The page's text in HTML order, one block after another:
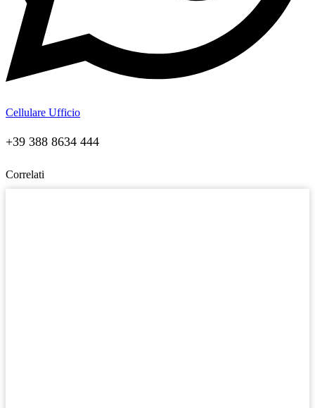
Cellulare Ufficio
+39 388 8634 444
Correlati